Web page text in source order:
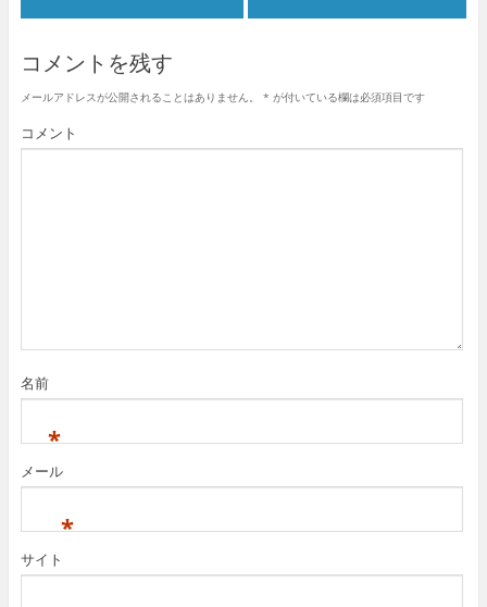
コメントを残す
メールアドレスが公開されることはありません。 * が付いている欄は必須項目です
コメント
名前
*
メール
*
サイト